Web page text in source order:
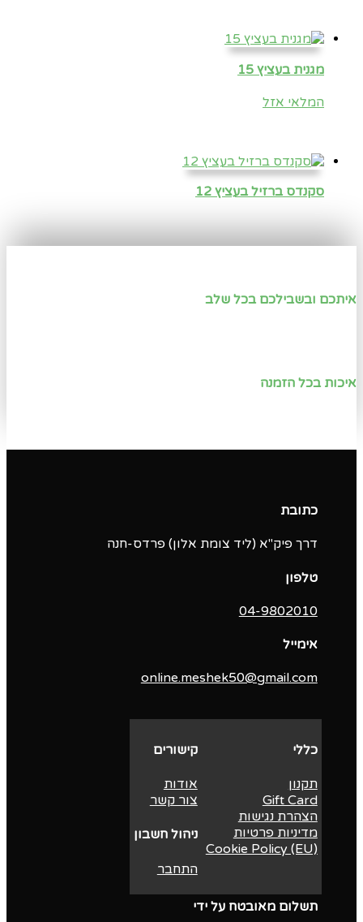
מגנית בעציץ 15
המלאי אזל
סקנדס ברזיל בעציץ 12
איתכם ובשבילכם בכל שלב
איכות בכל הזמנה
תשלום מאובטח על ידי
קישורים
אודות
צור קשר
ניהול חשבון
התחבר
כללי
תקנון
Gift Card
הצהרת נגישות
מדיניות פרטיות
Cookie Policy (EU)
כתובת
דרך פיק"א (ליד צומת אלון) פרדס-חנה
טלפון
04-9802010‬
אימייל
online.meshek50@gmail.com